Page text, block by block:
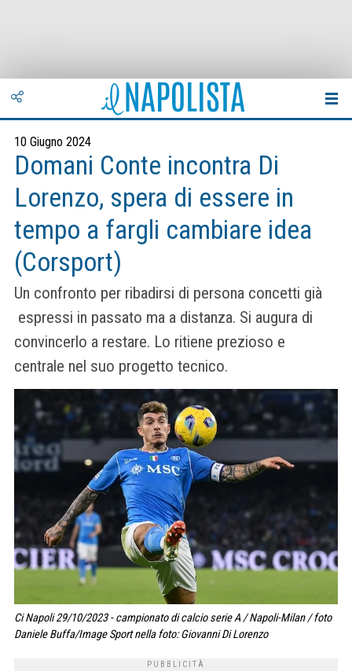
10 Giugno 2024
Domani Conte incontra Di
Lorenzo, spera di essere in
tempo a fargli cambiare idea
(Corsport)
Un confronto per ribadirsi di persona concetti già
espressi in passato ma a distanza. Si augura di
convincerlo a restare. Lo ritiene prezioso e
centrale nel suo progetto tecnico.
Ci Napoli 29/10/2023 - campionato di calcio serie A / Napoli-Milan / foto
Daniele Buffa/Image Sport nella foto: Giovanni Di Lorenzo